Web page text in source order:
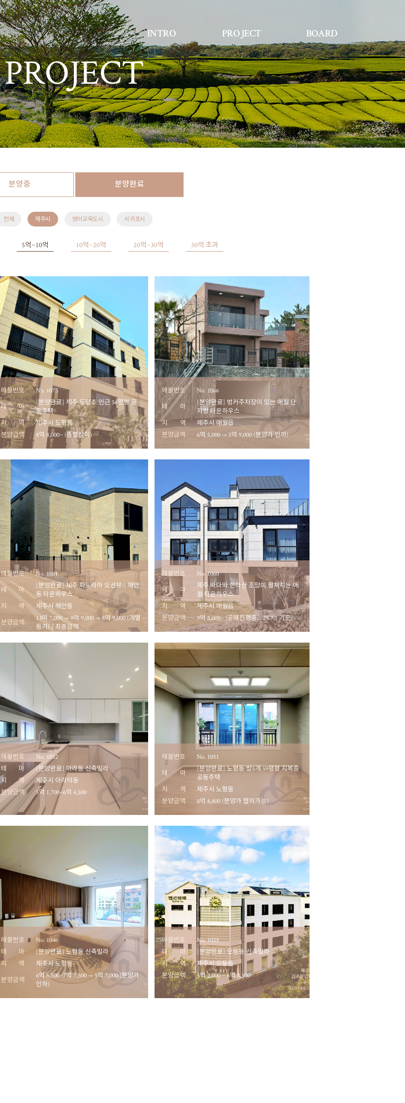
INTRO PROJECT BOARD
PROJECT
분양중 분양완료
전체 제주시 영어교육도시 서귀포시
5억~10억 10억~20억 20억~30억 30억 초과
매물번호
No. 1075
테 마
[분양완료] 제주 도평초 인근 56평형 공
동주택
지 역
제주시 도평동
분양금액
8억 8,000~ (층별상이)
매물번호
No. 1066
테 마
[분양완료] 벙커주차장이 있는 애월 단
지형 타운하우스
지 역
제주시 애월읍
분양금액
6억 5,000 → 5억 9,000 (분양가 인하)
매물번호
No. 1061
테 마
[분양완료] 제주 파노라마 오션뷰!! 해안
동 타운하우스
지 역
제주시 해안동
분양금액
13억 7,000 → 9억 9,000 → 8억 9,000 (개별
등기) / 최종금액
매물번호
No. 1060
테 마
제주 바다와 한라산 조망이 펼쳐지는 애
월 타운하우스
지 역
제주시 애월읍
분양금액
9억 5,000~ (공매진행중... 25.7.1 기준)
매물번호
No. 1052
테 마
[분양완료] 아라동 신축빌라
지 역
제주시 아라이동
분양금액
5억 1,700~6억 4,500
매물번호
No. 1051
테 마
[분양완료] 노형동 방5개 59평형 지복층
공동주택
지 역
제주시 노형동
분양금액
8억 8,800 (분양가 협의가능)
매물번호
No. 1046
테 마
[분양완료] 노형동 신축빌라
지 역
제주시 노형동
분양금액
6억 6,500~7억 7,500 → 5억 7,000 (분양가
인하)
매물번호
No. 1025
테 마
[분양완료] 오등동 신축빌라
지 역
제주시 오등동
분양금액
5억 2,000 ~ 6억 8,500